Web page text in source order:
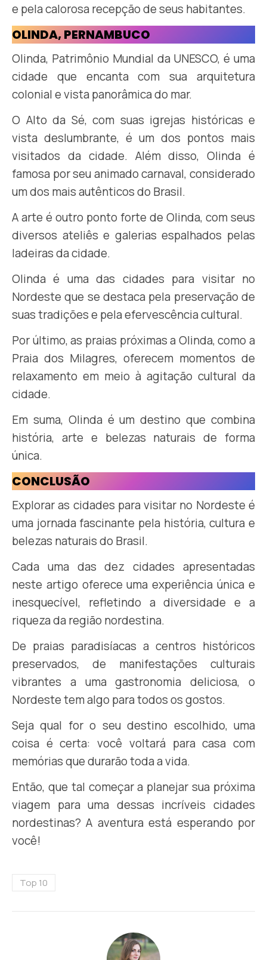
e pela calorosa recepção de seus habitantes.
OLINDA, PERNAMBUCO
Olinda, Patrimônio Mundial da UNESCO, é uma
cidade que encanta com sua arquitetura
colonial e vista panorâmica do mar.
O Alto da Sé, com suas igrejas históricas e
vista deslumbrante, é um dos pontos mais
visitados da cidade. Além disso, Olinda é
famosa por seu animado carnaval, considerado
um dos mais autênticos do Brasil.
A arte é outro ponto forte de Olinda, com seus
diversos ateliês e galerias espalhados pelas
ladeiras da cidade.
Olinda é uma das cidades para visitar no
Nordeste que se destaca pela preservação de
suas tradições e pela efervescência cultural.
Por último, as praias próximas a Olinda, como a
Praia dos Milagres, oferecem momentos de
relaxamento em meio à agitação cultural da
cidade.
Em suma, Olinda é um destino que combina
história, arte e belezas naturais de forma
única.
CONCLUSÃO
Explorar as cidades para visitar no Nordeste é
uma jornada fascinante pela história, cultura e
belezas naturais do Brasil.
Cada uma das dez cidades apresentadas
neste artigo oferece uma experiência única e
inesquecível, refletindo a diversidade e a
riqueza da região nordestina.
De praias paradisíacas a centros históricos
preservados, de manifestações culturais
vibrantes a uma gastronomia deliciosa, o
Nordeste tem algo para todos os gostos.
Seja qual for o seu destino escolhido, uma
coisa é certa: você voltará para casa com
memórias que durarão toda a vida.
Então, que tal começar a planejar sua próxima
viagem para uma dessas incríveis cidades
nordestinas? A aventura está esperando por
você!
Top 10